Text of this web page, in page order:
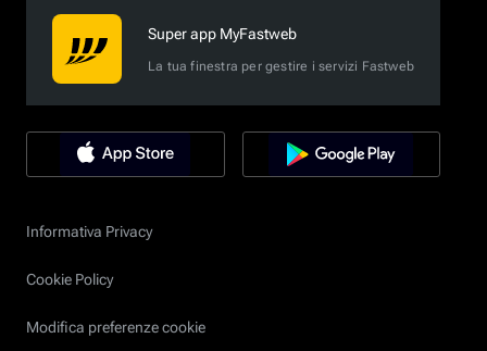
Super app MyFastweb
La tua finestra per gestire i servizi Fastweb
Informativa Privacy
Cookie Policy
Modifica preferenze cookie